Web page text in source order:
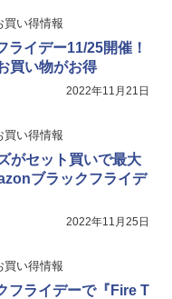
買い得情報
イデー11/25開催！
買い物がお得
2022年11月21日
買い得情報
がセット買いで最大
ブラックフライデ
2022年11月25日
買い得情報
フライデーで『Fire T